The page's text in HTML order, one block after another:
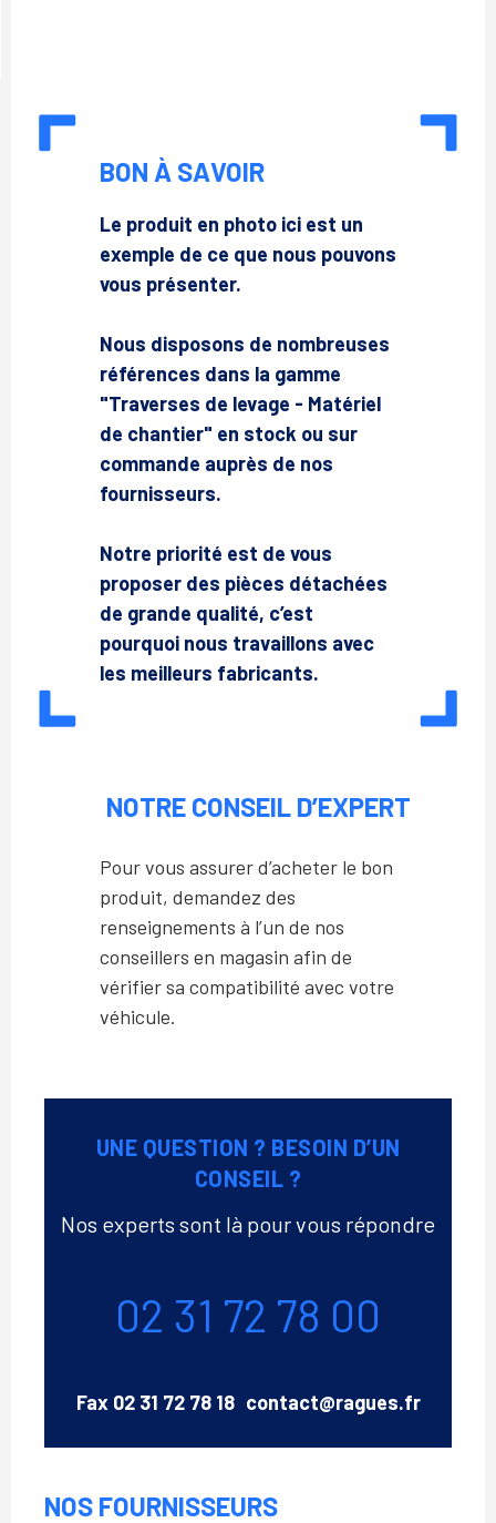
BON À SAVOIR
Le produit en photo ici est un
exemple de ce que nous pouvons
vous présenter.
Nous disposons de nombreuses
références dans la gamme
"Traverses de levage - Matériel
de chantier" en stock ou sur
commande auprès de nos
fournisseurs.
Notre priorité est de vous
proposer des pièces détachées
de grande qualité, c’est
pourquoi nous travaillons avec
les meilleurs fabricants.
NOTRE CONSEIL D’EXPERT
Pour vous assurer d’acheter le bon
produit, demandez des
renseignements à l’un de nos
conseillers en magasin afin de
vérifier sa compatibilité avec votre
véhicule.
UNE QUESTION ? BESOIN D’UN
CONSEIL ?
Nos experts sont là pour vous répondre
02 31 72 78 00
Fax 02 31 72 78 18 Email
contact@ragues.fr
NOS FOURNISSEURS